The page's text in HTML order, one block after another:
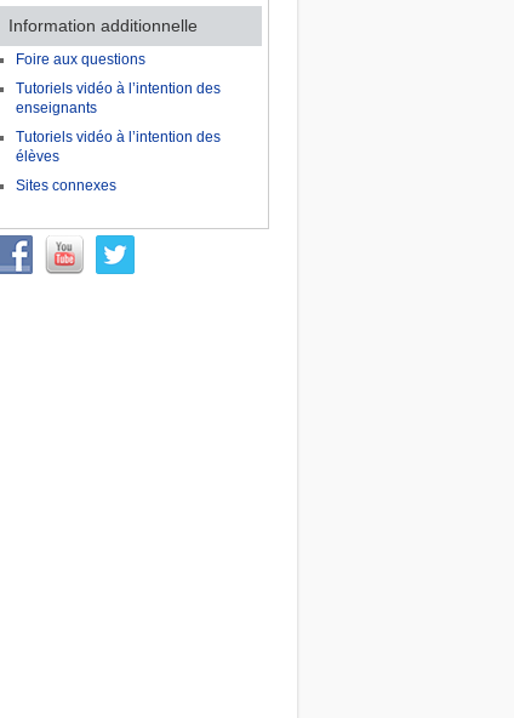
Information additionnelle
Foire aux questions
Tutoriels vidéo à l’intention des
enseignants
Tutoriels vidéo à l’intention des
élèves
Sites connexes